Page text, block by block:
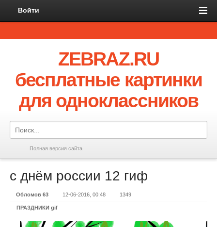
Войти
ZEBRAZ.RU
бесплатные картинки
для одноклассников
Полная версия сайта
с днём россии 12 гиф
Обломов 63 12-06-2016, 00:48 1349
ПРАЗДНИКИ gif